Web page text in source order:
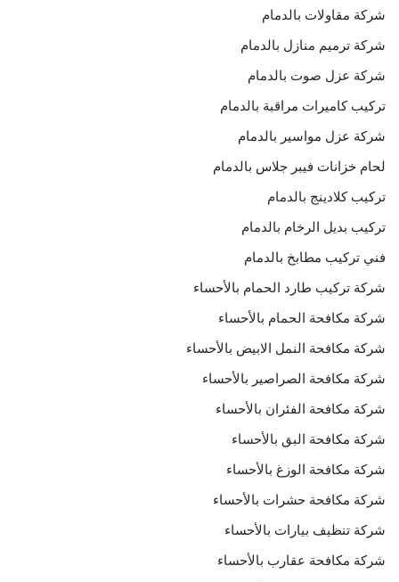
شركة مقاولات بالدمام
شركة ترميم منازل بالدمام
شركة عزل صوت بالدمام
تركيب كاميرات مراقبة بالدمام
شركة عزل مواسير بالدمام
لحام خزانات فيبر جلاس بالدمام
تركيب كلادينج بالدمام
تركيب بديل الرخام بالدمام
فني تركيب مطابخ بالدمام
شركة تركيب طارد الحمام بالأحساء
شركة مكافحة الحمام بالأحساء
شركة مكافحة النمل الابيض بالأحساء
شركة مكافحة الصراصير بالأحساء
شركة مكافحة الفئران بالأحساء
شركة مكافحة البق بالأحساء
شركة مكافحة الوزغ بالأحساء
شركة مكافحة حشرات بالأحساء
شركة تنظيف بيارات بالأحساء
شركة مكافحة عقارب بالأحساء